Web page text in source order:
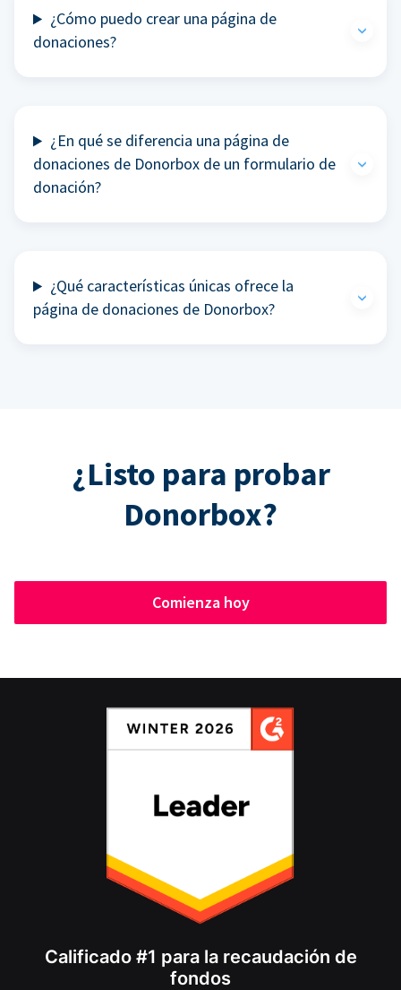
¿Cómo puedo crear una página de
donaciones?
¿En qué se diferencia una página de
donaciones de Donorbox de un formulario de
donación?
¿Qué características únicas ofrece la
página de donaciones de Donorbox?
¿Listo para probar
Donorbox?
Comienza hoy
Calificado #1 para la recaudación de
fondos